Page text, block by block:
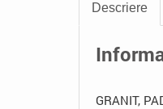
Descriere
GRANIT,